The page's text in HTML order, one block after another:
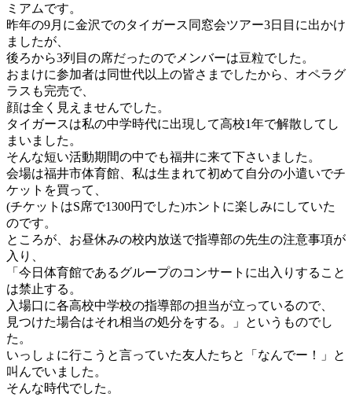
ミアムです。
昨年の9月に金沢でのタイガース同窓会ツアー3日目に出かけ
ましたが、
後ろから3列目の席だったのでメンバーは豆粒でした。
おまけに参加者は同世代以上の皆さまでしたから、オペラグ
ラスも完売で、
顔は全く見えませんでした。
タイガースは私の中学時代に出現して高校1年で解散してし
まいました。
そんな短い活動期間の中でも福井に来て下さいました。
会場は福井市体育館、私は生まれて初めて自分の小遣いでチ
ケットを買って、
(チケットはS席で1300円でした)ホントに楽しみにしていた
のです。
ところが、お昼休みの校内放送で指導部の先生の注意事項が
入り、
「今日体育館であるグループのコンサートに出入りすること
は禁止する。
入場口に各高校中学校の指導部の担当が立っているので、
見つけた場合はそれ相当の処分をする。」というものでし
た。
いっしょに行こうと言っていた友人たちと「なんでー！」と
叫んでいました。
そんな時代でした。